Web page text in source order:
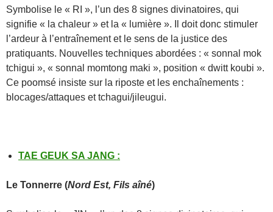
Symbolise le « RI », l’un des 8 signes divinatoires, qui
signifie « la chaleur » et la « lumière ». Il doit donc stimuler
l’ardeur à l’entraînement et le sens de la justice des
pratiquants. Nouvelles techniques abordées : « sonnal mok
tchigui », « sonnal momtong maki », position « dwitt koubi ».
Ce poomsé insiste sur la riposte et les enchaînements :
blocages/attaques et tchagui/jileugui.
TAE GEUK SA JANG :
Le Tonnerre (Nord Est, Fils aîné)